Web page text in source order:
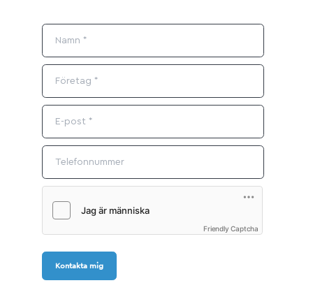
Friendly Captcha
Kontakta mig